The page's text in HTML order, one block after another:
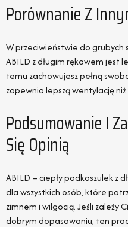
Porównanie Z
W przeciwieństwie do
ABILD z długim rękawem jest
temu zachowujesz pełną
zapewnia lepszą wentylację
Podsumowanie I
Się Opinią
ABILD – ciepły podkoszulek z
dla wszystkich osób, które
zimnem i wilgocią. Jeśli zależy
dobrym dopasowaniu, ten